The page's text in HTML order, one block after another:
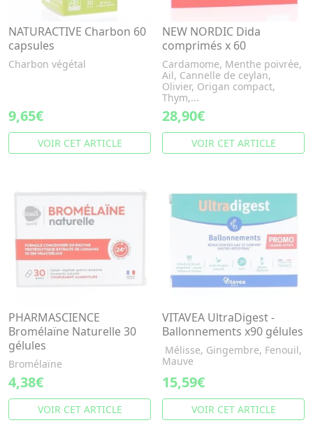
NATURACTIVE Charbon 60
capsules
Charbon végétal
9,65€
VOIR CET ARTICLE
NEW NORDIC Dida
comprimés x 60
Cardamome, Menthe poivrée,
Ail, Cannelle de ceylan,
Olivier, Origan compact,
Thym,...
28,90€
VOIR CET ARTICLE
PHARMASCIENCE
Bromélaïne Naturelle 30
gélules
Bromélaïne
4,38€
VOIR CET ARTICLE
VITAVEA UltraDigest -
Ballonnements x90 gélules
Mélisse, Gingembre, Fenouil,
Mauve
15,59€
VOIR CET ARTICLE